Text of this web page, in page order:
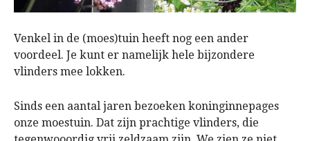
Venkel in de (moes)tuin heeft nog een ander
voordeel. Je kunt er namelijk hele bijzondere
vlinders mee lokken.
Sinds een aantal jaren bezoeken koninginnepages
onze moestuin. Dat zijn prachtige vlinders, die